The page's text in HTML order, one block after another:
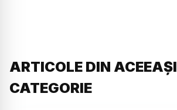
ARTICOLE DIN ACEEAȘI
CATEGORIE